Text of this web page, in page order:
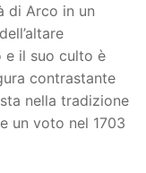
di Arco in un
e il suo culto è
contrastante
nella tradizione
un voto nel 1703